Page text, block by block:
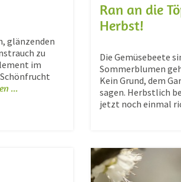
glänzenden
zu
im
...
Ran an die
Herbst!
Die Gemüsebeete
Sommerblumen
Kein Grund, dem
sagen. Herbstlich
jetzt noch einmal